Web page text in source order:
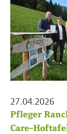
27.04.2026
Pfleger
Care-